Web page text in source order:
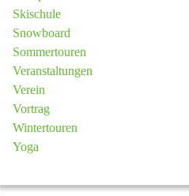
Skischule
Snowboard
Sommertouren
Veranstaltungen
Verein
Vortrag
Wintertouren
Yoga